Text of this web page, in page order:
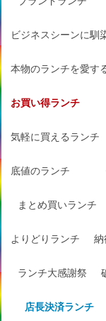
ビジネスシーンに馴
本物のランチを愛す
お買い得ランチ
気軽に買えるランチ
底値のランチ
まとめ買いランチ
よりどりランチ 納
ランチ大感謝祭
店長決済ランチ